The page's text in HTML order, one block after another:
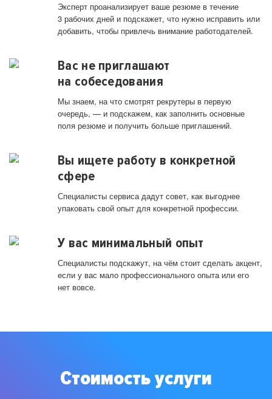
Эксперт проанализирует ваше резюме в течение
3 рабочих дней и подскажет, что нужно исправить или
добавить, чтобы привлечь внимание работодателей.
Вас не приглашают
на собеседования
Мы знаем, на что смотрят рекрутеры в первую
очередь, — и подскажем, как заполнить основные
поля резюме и получить больше приглашений.
Вы ищете работу в конкретной
сфере
Специалисты сервиса дадут совет, как выгоднее
упаковать свой опыт для конкретной профессии.
У вас минимальный опыт
Специалисты подскажут, на чём стоит сделать акцент,
если у вас мало профессионального опыта или его
нет вовсе.
Стоимость услуги